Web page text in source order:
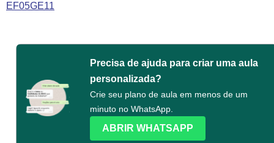
EF05GE11
Precisa de ajuda para criar uma aula
personalizada?
Crie seu plano de aula em menos de um
minuto no WhatsApp.
ABRIR WHATSAPP